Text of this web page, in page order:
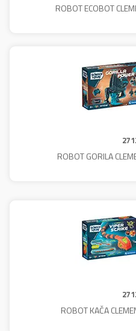
ROBOT ECOBOT
ROBOT GORILA
ROBOT KAČA